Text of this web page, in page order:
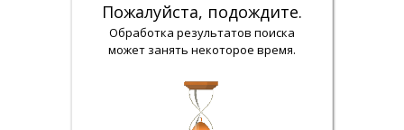
Пожалуйста, подождите.
Обработка результатов поиска
может занять некоторое время.